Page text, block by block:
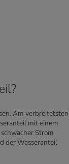
Am verbreitetsten
mit einem
Strom
der Wasseranteil